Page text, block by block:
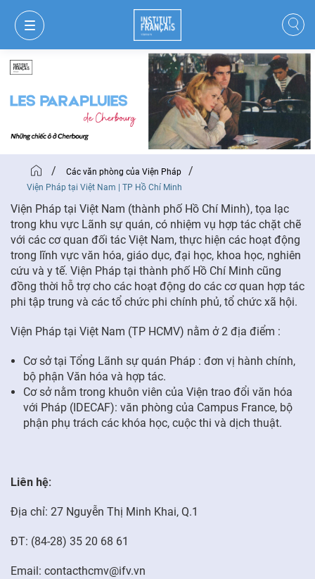
GIỎ HÀNG ĐĂNG NHẬP
VI
/ Các văn phòng của Viện Pháp /
Viện Pháp tại Việt Nam | TP Hồ Chí Minh
Viện Pháp tại Việt Nam (thành phố Hồ Chí Minh), tọa lạc
trong khu vực Lãnh sự quán, có nhiệm vụ hợp tác chặt chẽ
với các cơ quan đối tác Việt Nam, thực hiện các hoạt động
trong lĩnh vực văn hóa, giáo dục, đại học, khoa học, nghiên
cứu và y tế. Viện Pháp tại thành phố Hồ Chí Minh cũng
đồng thời hỗ trợ cho các hoạt động do các cơ quan hợp tác
phi tập trung và các tổ chức phi chính phủ, tổ chức xã hội.
Viện Pháp tại Việt Nam (TP HCMV) nằm ở 2 địa điểm :
Cơ sở tại Tổng Lãnh sự quán Pháp : đơn vị hành chính,
bộ phận Văn hóa và hợp tác.
Cơ sở nằm trong khuôn viên của Viện trao đổi văn hóa
với Pháp (IDECAF): văn phòng của Campus France, bộ
phận phụ trách các khóa học, cuộc thi và dịch thuật.
Liên hệ:
Địa chỉ: 27 Nguyễn Thị Minh Khai, Q.1
ĐT: (84-28) 35 20 68 61
Email: contacthcmv@ifv.vn